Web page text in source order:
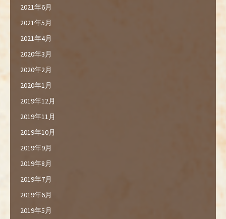
2021年6月
2021年5月
2021年4月
2020年3月
2020年2月
2020年1月
2019年12月
2019年11月
2019年10月
2019年9月
2019年8月
2019年7月
2019年6月
2019年5月